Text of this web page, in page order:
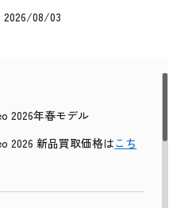
2026/08/03
2026年春モデル
2026 新品買取価格はこち